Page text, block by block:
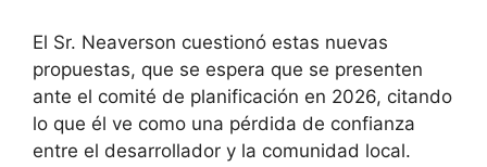
El Sr. Neaverson cuestionó estas nuevas
propuestas, que se espera que se presenten
ante el comité de planificación en 2026, citando
lo que él ve como una pérdida de confianza
entre el desarrollador y la comunidad local.